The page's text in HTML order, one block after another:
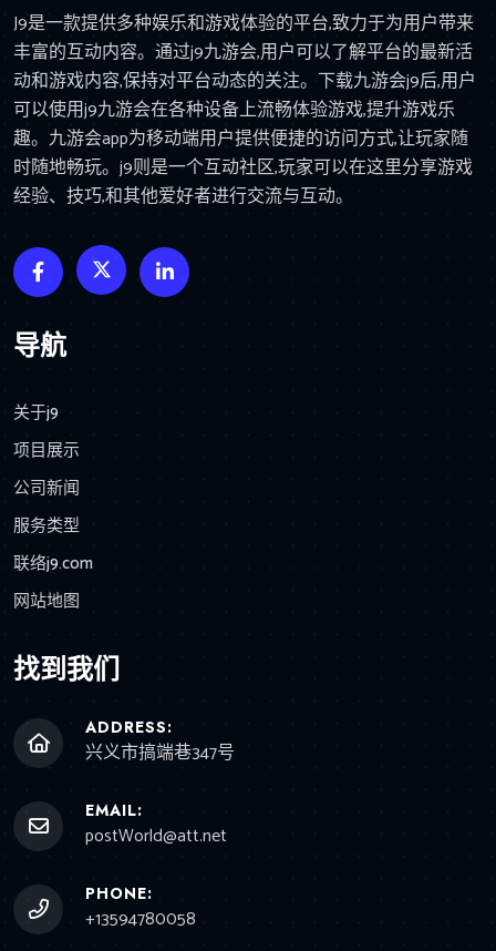
J9是一款提供多种娱乐和游戏体验的平台,致力于为用户带来
丰富的互动内容。通过j9九游会,用户可以了解平台的最新活
动和游戏内容,保持对平台动态的关注。下载九游会j9后,用户
可以使用j9九游会在各种设备上流畅体验游戏,提升游戏乐
趣。九游会app为移动端用户提供便捷的访问方式,让玩家随
时随地畅玩。j9则是一个互动社区,玩家可以在这里分享游戏
经验、技巧,和其他爱好者进行交流与互动。
导航
关于j9
项目展示
公司新闻
服务类型
联络j9.com
网站地图
找到我们
ADDRESS:
兴义市搞端巷347号
EMAIL:
postWorld@att.net
PHONE:
+13594780058